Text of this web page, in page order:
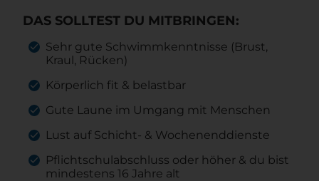
DAS SOLLTEST DU MITBRINGEN:
Sehr gute Schwimmkenntnisse (Brust,
Kraul, Rücken)
Körperlich fit & belastbar
Gute Laune im Umgang mit Menschen
Lust auf Schicht- & Wochenenddienste
Pflichtschulabschluss oder höher & du bist
mindestens 16 Jahre alt